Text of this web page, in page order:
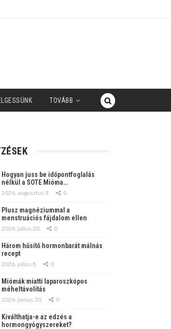
TOVÁBB
Hogyan juss be időpontfoglalás
nélkül a SOTE Mióma…
2026. augusztus 3. 0
Plusz magnéziummal a
menstruációs fájdalom ellen
2026. július 20. 0
Három hűsítő hormonbarát málnás
recept
2026. július 8. 0
Miómák miatti laparoszkópos
méheltávolítás
2026. június 30. 0
Kiválthatja-e az edzés a
hormongyógyszereket?